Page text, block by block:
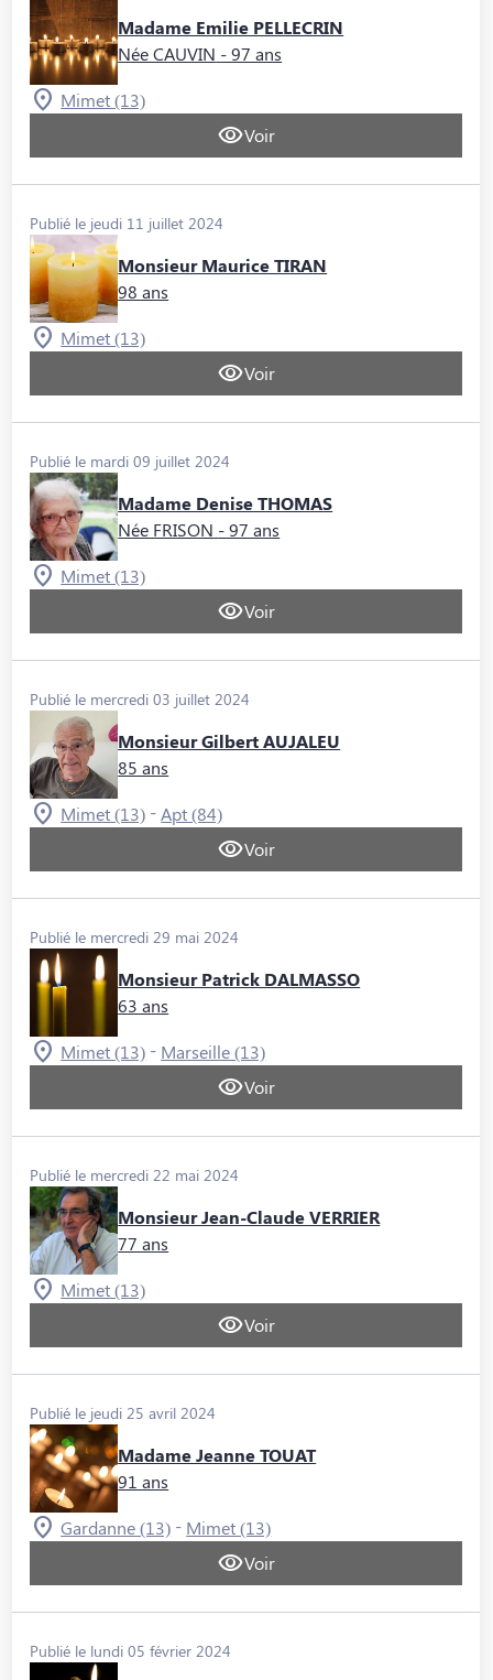
Madame Emilie PELLECRIN
Née CAUVIN - 97 ans
Mimet (13)
Voir
Publié le jeudi 11 juillet 2024
Monsieur Maurice TIRAN
98 ans
Mimet (13)
Voir
Publié le mardi 09 juillet 2024
Madame Denise THOMAS
Née FRISON - 97 ans
Mimet (13)
Voir
Publié le mercredi 03 juillet 2024
Monsieur Gilbert AUJALEU
85 ans
Mimet (13) - Apt (84)
Voir
Publié le mercredi 29 mai 2024
Monsieur Patrick DALMASSO
63 ans
Mimet (13) - Marseille (13)
Voir
Publié le mercredi 22 mai 2024
Monsieur Jean-Claude VERRIER
77 ans
Mimet (13)
Voir
Publié le jeudi 25 avril 2024
Madame Jeanne TOUAT
91 ans
Gardanne (13) - Mimet (13)
Voir
Publié le lundi 05 février 2024